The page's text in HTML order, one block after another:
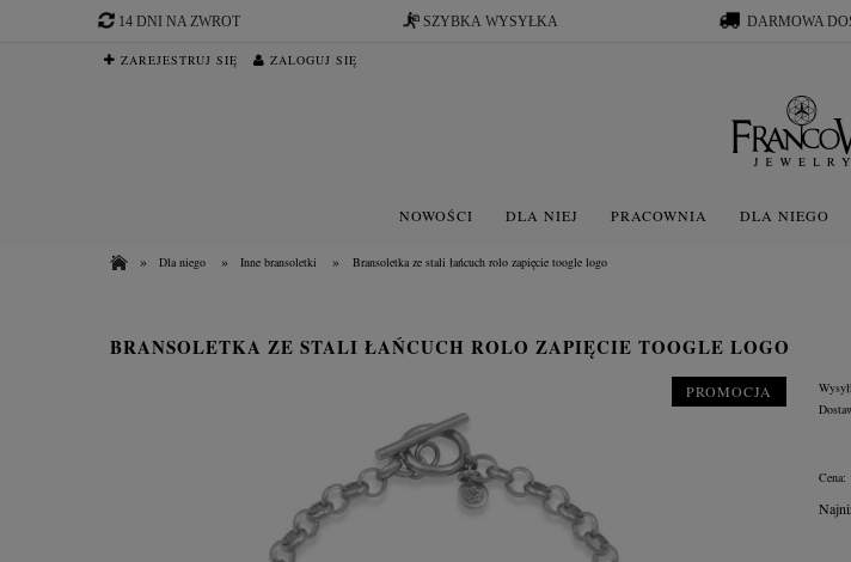
14 DNI NA ZWROT SZYBKA WYSYŁKA DARMOWA
ZAREJESTRUJ SIĘ ZALOGUJ SIĘ
NOWOŚCI DLA NIEJ PRACOWNIA DLA NIEGO
» Dla niego » Inne bransoletki » Bransoletka ze stali łańcuch rolo zapięcie toogle logo
BRANSOLETKA ZE STALI ŁAŃCUCH ROLO ZAPIĘCIE TOOGLE LOGO
PROMOCJA
Cena: